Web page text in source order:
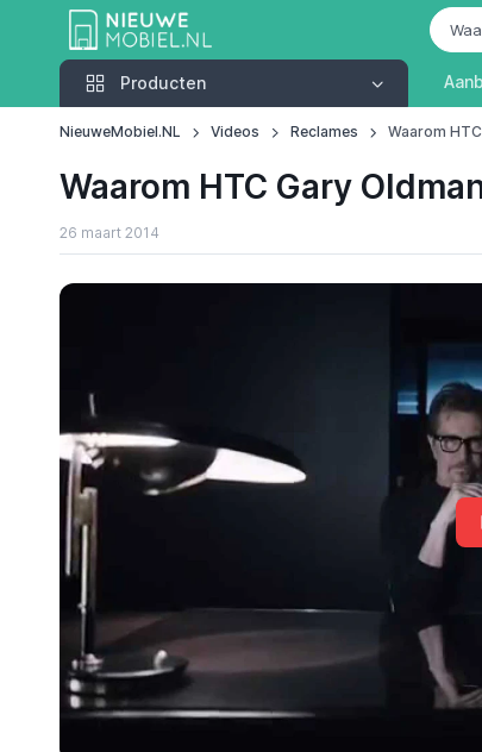
Producten
Producten
NieuweMobiel.NL Videos Reclames Waarom
Waarom HTC Gary
26 maart 2014